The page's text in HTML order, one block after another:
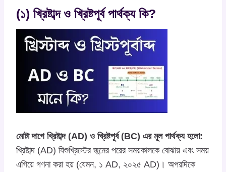
(১) খ্রিষ্টাব্দ ও খ্রিষ্টপূর্ব পার্থক্য কি?
মোটা দাগে খ্রিষ্টাব্দ (AD) ও খ্রিষ্টপূর্ব (BC) এর মূল পার্থক্য হলো:
খ্রিষ্টাব্দ (AD) যিশুখ্রিস্টের জন্মের পরের সময়কালকে বোঝায় এবং সময়
এগিয়ে গণনা করা হয় (যেমন, ১ AD, ২০২৫ AD)। অপরদিকে